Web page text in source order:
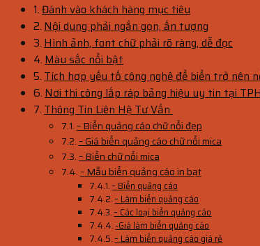
Đánh vào khách hàng mục tiêu
Nội dung phải ngắn gọn, ấn tượng
Hình ảnh, font chữ phải rõ ràng, dễ đọc
Màu sắc nổi bật
Tích hợp yếu tố công nghệ để biển trở nên
Nơi thi công lắp ráp bảng hiệu uy tin tại
Thông Tin Liên Hệ Tư Vấn
– Biển quảng cáo chữ nổi đẹp
– Giá biển quảng cáo chữ nổi mica
– Biển chữ nổi mica
– Mẫu biển quảng cáo in bạt
– Biển quảng cáo
– Làm biển quảng cáo
– Các loại biển quảng cáo
-Giá làm biển quảng cáo
– Làm biển quảng cáo giá rẻ